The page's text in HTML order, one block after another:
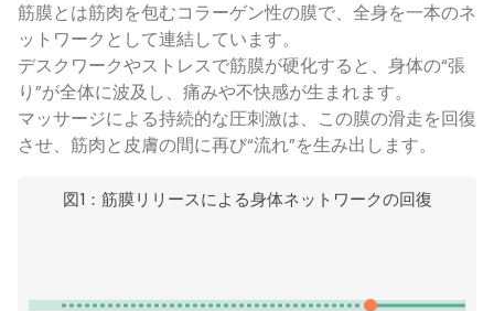
筋膜とは筋肉を包むコラーゲン性の膜で、全身を一本のネ
ットワークとして連結しています。
デスクワークやストレスで筋膜が硬化すると、身体の“張
り”が全体に波及し、痛みや不快感が生まれます。
マッサージによる持続的な圧刺激は、この膜の滑走を回復
させ、筋肉と皮膚の間に再び“流れ”を生み出します。
図1：筋膜リリースによる身体ネットワークの回復